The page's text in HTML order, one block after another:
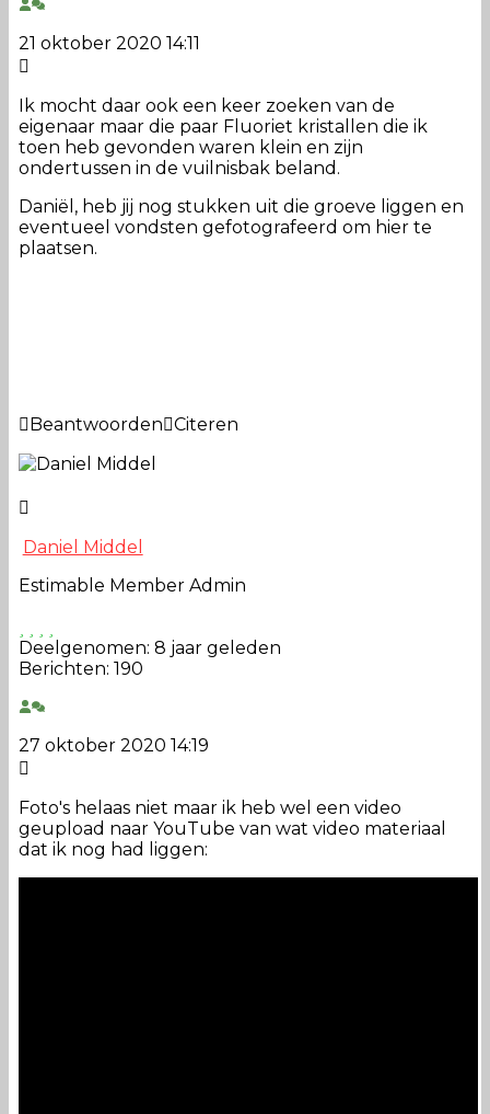
21 oktober 2020 14:11
Ik mocht daar ook een keer zoeken van de
eigenaar maar die paar Fluoriet kristallen die ik
toen heb gevonden waren klein en zijn
ondertussen in de vuilnisbak beland.
Daniël, heb jij nog stukken uit die groeve liggen en
eventueel vondsten gefotografeerd om hier te
plaatsen.
Beantwoorden Citeren
Daniel Middel
Estimable Member Admin
Deelgenomen: 8 jaar geleden
Berichten: 190
27 oktober 2020 14:19
Foto's helaas niet maar ik heb wel een video
geupload naar YouTube van wat video materiaal
dat ik nog had liggen: